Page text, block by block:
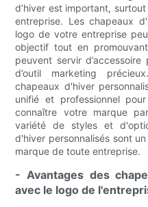
d’hiver est important,
entreprise. Les chapeaux
logo de votre entreprise
objectif tout en
peuvent servir
d’outil marketing
chapeaux d'hiver
unifié et professionnel
connaître votre marque
variété de styles et
d'hiver personnalisés sont
marque de toute entreprise.
- Avantages des
avec le logo de